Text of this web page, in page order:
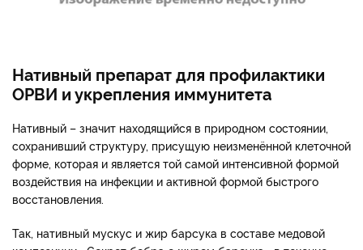
Нативный препарат для профилактики
ОРВИ и укрепления иммунитета
Нативный – значит находящийся в природном состоянии,
сохранивший структуру, присущую неизменённой клеточной
форме, которая и является той самой интенсивной формой
воздействия на инфекции и активной формой быстрого
восстановления.
Так, нативный мускус и жир барсука в составе медовой